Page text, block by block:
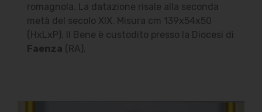
romagnola. La datazione risale alla seconda
metà del secolo XIX. Misura cm 139x54x50
(HxLxP). Il Bene è custodito presso la Diocesi di
Faenza (RA).